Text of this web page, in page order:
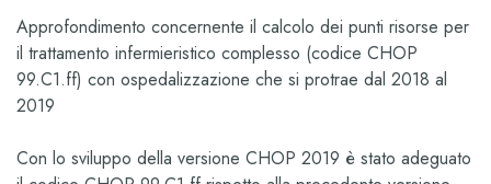
Approfondimento concernente il calcolo dei punti risorse per
il trattamento infermieristico complesso (codice CHOP
99.C1.ff) con ospedalizzazione che si protrae dal 2018 al
2019
Con lo sviluppo della versione CHOP 2019 è stato adeguato